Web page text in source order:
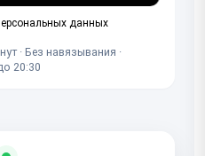
данных
· Без навязывания ·
20:30